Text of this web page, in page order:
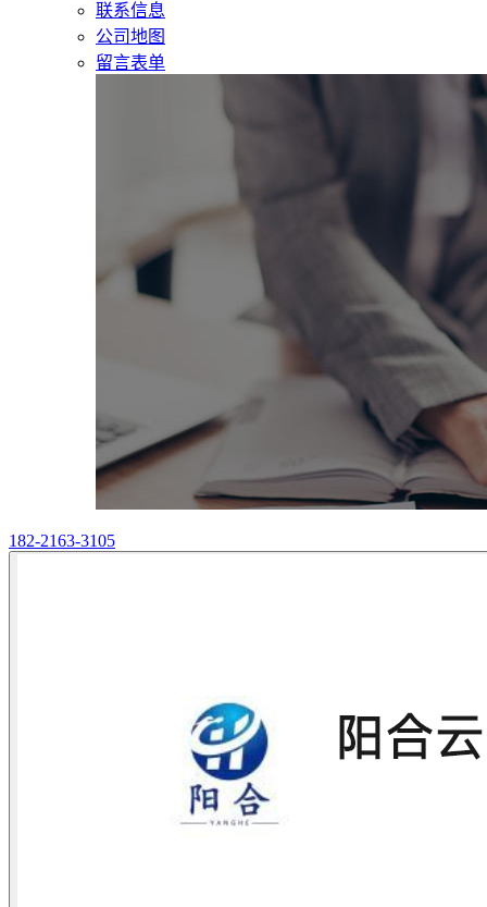
联系信息
公司地图
留言表单
182-2163-3105